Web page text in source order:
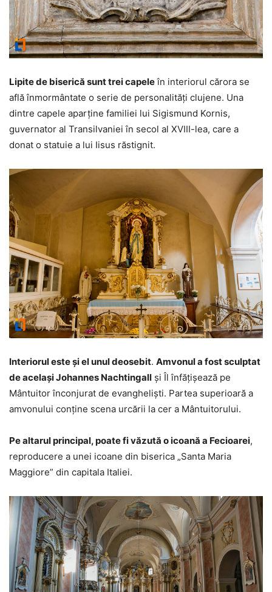
Lipite de biserică sunt trei capeleîn interiorul cărora se
află înmormântate o serie de personalităţi clujene. Una
dintre capele aparţine familiei lui Sigismund Kornis,
guvernator al Transilvaniei în secol al XVIII-lea, care a
donat o statuie a lui Iisus răstignit.
Interiorul este şi el unul deosebit. Amvonul a fost sculptat
de acelaşi Johannes Nachtingall şi Îl înfăţişează pe
Mântuitor înconjurat de evanghelişti. Partea superioară a
amvonului conţine scena urcării la cer a Mântuitorului.
Pe altarul principal, poate fi văzută o icoană a Fecioarei,
reproducere a unei icoane din biserica „Santa Maria
Maggiore” din capitala Italiei.